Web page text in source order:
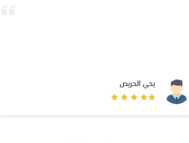
علي العريبي